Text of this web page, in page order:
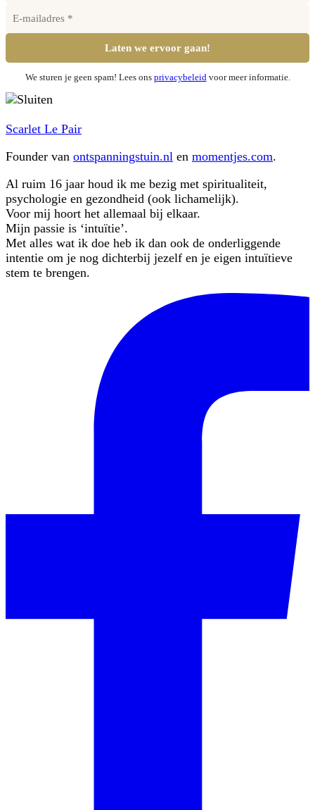
We sturen je geen spam! Lees ons privacybeleid voor meer informatie.
Scarlet Le Pair
Founder van ontspanningstuin.nl en momentjes.com.
Al ruim 16 jaar houd ik me bezig met spiritualiteit,
psychologie en gezondheid (ook lichamelijk).
Voor mij hoort het allemaal bij elkaar.
Mijn passie is ‘intuïtie’.
Met alles wat ik doe heb ik dan ook de onderliggende
intentie om je nog dichterbij jezelf en je eigen intuïtieve
stem te brengen.